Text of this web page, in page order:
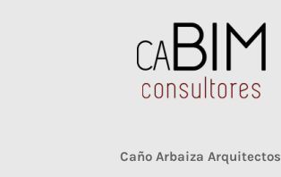
Caño Arbaiza Arquitectos